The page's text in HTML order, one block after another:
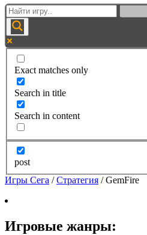
Exact matches only
Search in title
Search in content
post
Игры Сега /Стратегия /GemFire
Игровые жанры: